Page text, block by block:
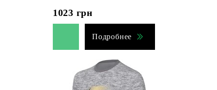
1023 грн
Подробнее